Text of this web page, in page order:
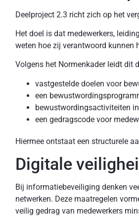
Deelproject 2.3 richt zich op het
Het doel is dat medewerkers,
weten hoe zij verantwoord kunnen
Volgens het Normenkader leidt dit
vastgestelde doelen voor
een
bewustwordingsactiviteiten
een gedragscode voor
Hiermee ontstaat een structurele
Digitale
Bij informatiebeveiliging denken
netwerken. Deze maatregelen
veilig gedrag van medewerkers